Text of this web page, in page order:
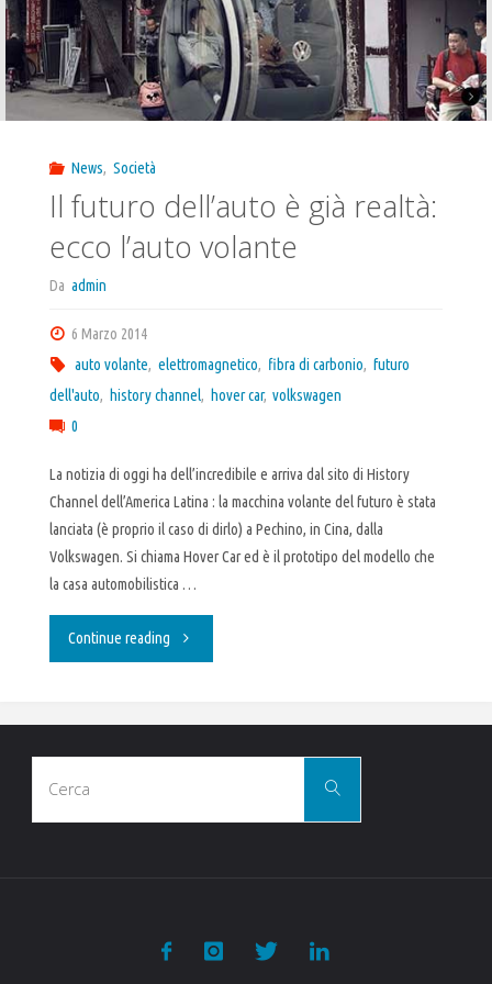
News, Società
Il futuro dell’auto è già realtà:
ecco l’auto volante
Da admin
6 Marzo 2014
auto volante, elettromagnetico, fibra di carbonio, futuro
dell'auto, history channel, hover car, volkswagen
0
La notizia di oggi ha dell’incredibile e arriva dal sito di History
Channel dell’America Latina : la macchina volante del futuro è stata
lanciata (è proprio il caso di dirlo) a Pechino, in Cina, dalla
Volkswagen. Si chiama Hover Car ed è il prototipo del modello che
la casa automobilistica …
Continue reading
già
Cerca